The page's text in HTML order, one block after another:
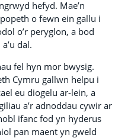
hefyd. Mae’n
o fewn ein gallu i
o’r peryglon, a bod
dal.
fel hyn mor bwysig.
Cymru gallwn helpu i
eu diogelu ar-lein, a
a’r adnoddau cywir ar
ifanc fod yn hyderus
pan maent yn gweld